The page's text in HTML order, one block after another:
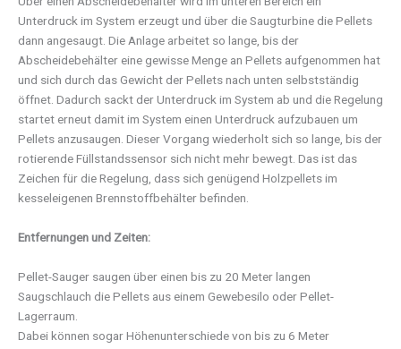
Unterdruck im System erzeugt und über die Saugturbine die Pellets
dann angesaugt. Die Anlage arbeitet so lange, bis der
Abscheidebehälter eine gewisse Menge an Pellets aufgenommen hat
und sich durch das Gewicht der Pellets nach unten selbstständig
öffnet. Dadurch sackt der Unterdruck im System ab und die Regelung
startet erneut damit im System einen Unterdruck aufzubauen um
Pellets anzusaugen. Dieser Vorgang wiederholt sich so lange, bis der
rotierende Füllstandssensor sich nicht mehr bewegt. Das ist das
Zeichen für die Regelung, dass sich genügend Holzpellets im
kesseleigenen Brennstoffbehälter befinden.
Entfernungen und Zeiten:
Pellet-Sauger saugen über einen bis zu 20 Meter langen
Saugschlauch die Pellets aus einem Gewebesilo oder Pellet-
Lagerraum.
Dabei können sogar Höhenunterschiede von bis zu 6 Meter